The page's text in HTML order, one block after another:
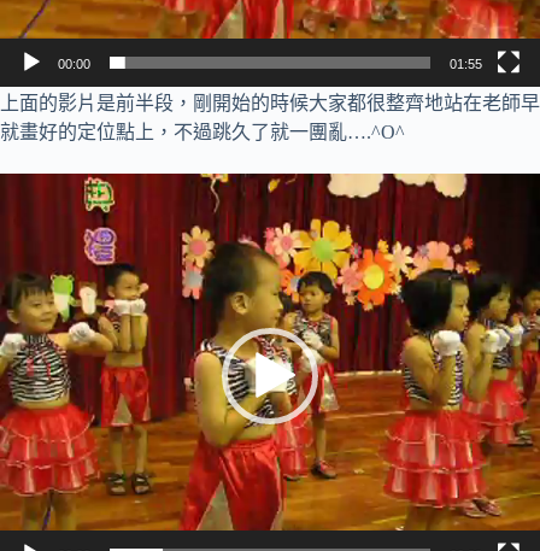
00:00 01:55
上面的影片是前半段，剛開始的時候大家都很整齊地站在老師早
就畫好的定位點上，不過跳久了就一團亂….^O^
放
器